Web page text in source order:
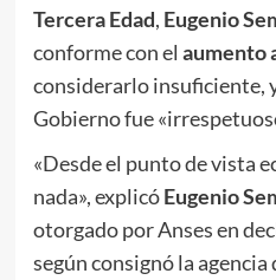
Tercera Edad, Eugenio
conforme con el aumento
considerarlo insuficiente,
Gobierno fue
«Desde el punto de vista
nada», explicóEugenio
otorgado por Anses en
según consignó la agencia